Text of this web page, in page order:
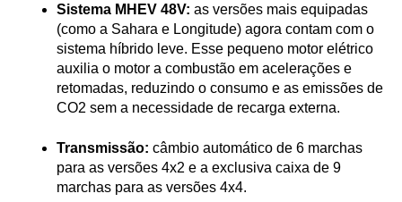
Sistema MHEV 48V: as versões mais equipadas
(como a Sahara e Longitude) agora contam com o
sistema híbrido leve. Esse pequeno motor elétrico
auxilia o motor a combustão em acelerações e
retomadas, reduzindo o consumo e as emissões de
CO2 sem a necessidade de recarga externa.
Transmissão: câmbio automático de 6 marchas
para as versões 4x2 e a exclusiva caixa de 9
marchas para as versões 4x4.